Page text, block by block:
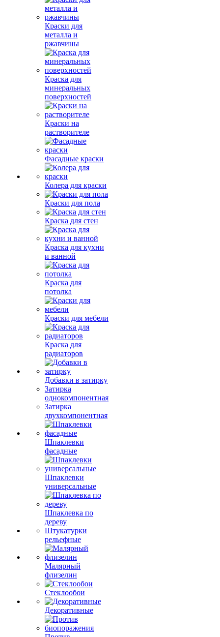
Краски для
металла и
ржавчины
Краска для
минеральных
поверхностей
Краски на
растворителе
Фасадные краски
Колера для краски
Краски для пола
Краска для стен
Краска для кухни
и ванной
Краска для
потолка
Краски для мебели
Краска для
радиаторов
Добавки в затирку
Затирка
однокомпонентная
Затирка
двухкомпонентная
Шпаклевки
фасадные
Шпаклевки
универсальные
Шпаклевка по
дереву
Штукатурки
рельефные
Малярный
флизелин
Стеклообои
Декоративные